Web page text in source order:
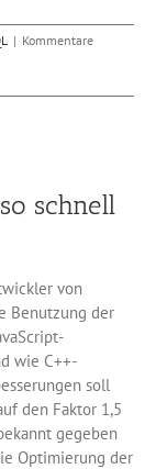
| Kommentare
schnell
von
Benutzung der
wie C++-
soll
den Faktor 1,5
gegeben
Optimierung der